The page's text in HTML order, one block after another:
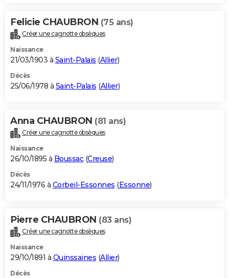
Felicie CHAUBRON (75 ans)
Créer une cagnotte obsèques
Naissance
21/03/1903 à Saint-Palais (Allier)
Décès
25/06/1978 à Saint-Palais (Allier)
Anna CHAUBRON (81 ans)
Créer une cagnotte obsèques
Naissance
26/10/1895 à Boussac(Creuse)
Décès
24/11/1976 à Corbeil-Essonnes (Essonne)
Pierre CHAUBRON (83 ans)
Créer une cagnotte obsèques
Naissance
29/10/1891 à Quinssaines (Allier)
Décès